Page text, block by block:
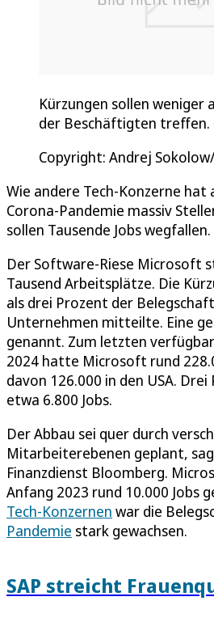
Kürzungen sollen weniger
der Beschäftigten treffen.
Copyright: Andrej
Wie andere Tech-Konzerne
Corona-Pandemie massiv
sollen Tausende Jobs wegfallen.
Der Software-Riese Microsoft
Tausend Arbeitsplätze. Die
als drei Prozent der
Unternehmen mitteilte. Eine
genannt. Zum letzten
2024 hatte Microsoft rund
davon 126.000 in den USA.
etwa 6.800 Jobs.
Der Abbau sei quer durch
Mitarbeiterebenen geplant,
Finanzdienst Bloomberg.
Anfang 2023 rund 10.000 Jobs
Tech-Konzernen war die
Pandemie stark gewachsen.
SAP streicht